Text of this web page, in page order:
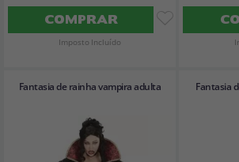
COMPRAR
Imposto Incluído
Fantasia de rainha vampira adulta
Fantasia